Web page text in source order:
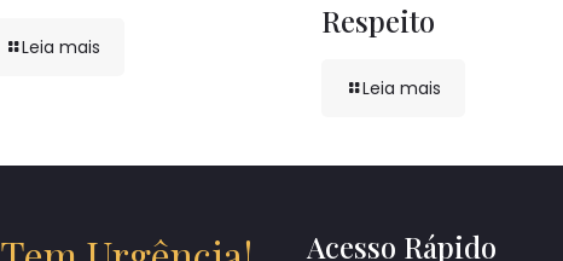
Leia mais
Respeito
Leia mais
Acesso Rápido